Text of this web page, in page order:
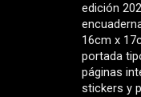
edición
16cm x
portada
páginas
stickers y